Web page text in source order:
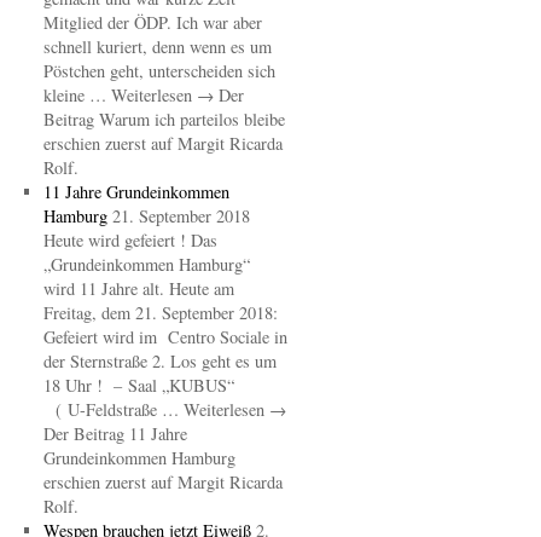
Mitglied der ÖDP. Ich war aber
schnell kuriert, denn wenn es um
Pöstchen geht, unterscheiden sich
kleine … Weiterlesen → Der
Beitrag Warum ich parteilos bleibe
erschien zuerst auf Margit Ricarda
Rolf.
11 Jahre Grundeinkommen
Hamburg 21. September 2018
Heute wird gefeiert ! Das
„Grundeinkommen Hamburg“
wird 11 Jahre alt. Heute am
Freitag, dem 21. September 2018:
Gefeiert wird im Centro Sociale in
der Sternstraße 2. Los geht es um
18 Uhr ! – Saal „KUBUS“
( U-Feldstraße … Weiterlesen →
Der Beitrag 11 Jahre
Grundeinkommen Hamburg
erschien zuerst auf Margit Ricarda
Rolf.
Wespen brauchen jetzt Eiweiß 2.